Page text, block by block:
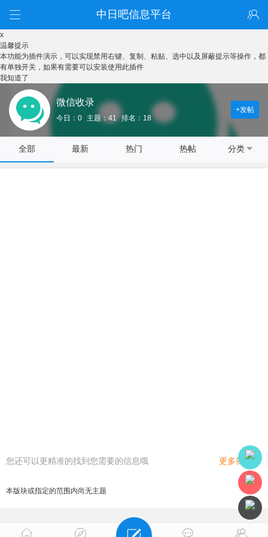
中日吧信息平台
x
温馨提示
本功能为插件演示，可以实现禁用右键、复制、粘贴、选中以及屏蔽提示等操作，都
有单独开关，如果有需要可以安装使用此插件
我知道了
微信收录
今日：0 主题：41 排名：18
+发帖
全部 最新 热门 热帖 分类
您还可以更精准的找到您需要的信息哦 更多筛选
本版块或指定的范围内尚无主题